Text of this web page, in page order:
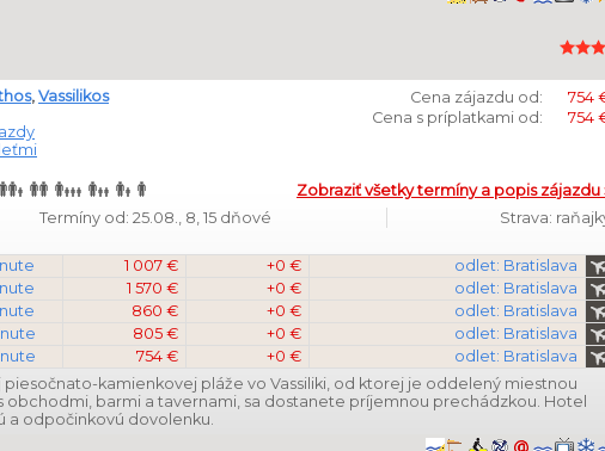
Cena zájazdu od:
754
Cena s príplatkami od:
754
, Vassilikos
Zobraziť všetky termíny a popis zájazdu
Termíny od: 25.08., 8, 15 dňové
Strava:
1 007 € +0 €
odlet: Bratislava
1 570 € +0 €
odlet: Bratislava
860 € +0 €
odlet: Bratislava
805 € +0 €
odlet: Bratislava
754 € +0 €
odlet: Bratislava
kamienkovej pláže vo Vassiliki, od ktorej je oddelený miestnou
obchodmi, barmi a tavernami, sa dostanete príjemnou prechádzkou. Hotel
a odpočinkovú dovolenku.